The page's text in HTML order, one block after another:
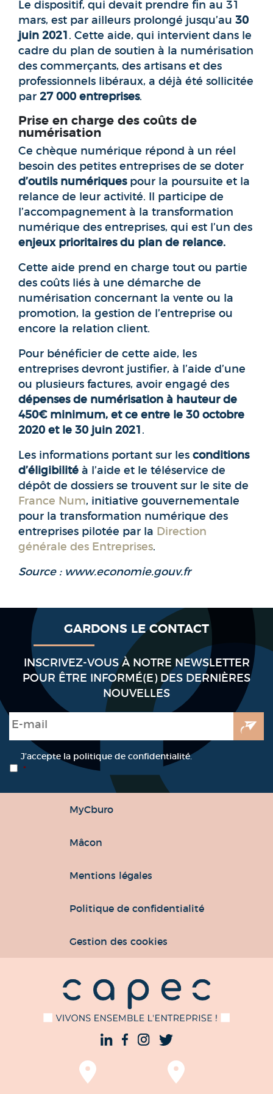
Le dispositif, qui devait prendre fin au 31
mars, est par ailleurs prolongé jusqu’au 30
juin 2021. Cette aide, qui intervient dans le
cadre du plan de soutien à la numérisation
des commerçants, des artisans et des
professionnels libéraux, a déjà été sollicitée
par 27 000 entreprises.
Prise en charge des coûts de
numérisation
Ce chèque numérique répond à un réel
besoin des petites entreprises de se doter
d’outils numériquespour la poursuite et la
relance de leur activité. Il participe de
l’accompagnement à la transformation
numérique des entreprises, qui est l’un des
enjeux prioritaires du plan de relance.
Cette aide prend en charge tout ou partie
des coûts liés à une démarche de
numérisation concernant la vente ou la
promotion, la gestion de l’entreprise ou
encore la relation client.
Pour bénéficier de cette aide, les
entreprises devront justifier, à l’aide d’une
ou plusieurs factures, avoir engagé des
dépenses de numérisation à hauteur de
450€ minimum, et ce entre le 30 octobre
2020 et le 30 juin 2021.
Les informations portant sur les conditions
d’éligibilité à l’aide et le téléservice de
dépôt de dossiers se trouvent sur le site de
France Num, initiative gouvernementale
pour la transformation numérique des
entreprises pilotée par la Direction
générale des Entreprises.
Source : www.economie.gouv.fr
GARDONS LE CONTACT
INSCRIVEZ-VOUS À NOTRE NEWSLETTER
POUR ÊTRE INFORMÉ(E) DES DERNIÈRES
NOUVELLES
E-mail
RGPD *
J’accepte la politique de confidentialité.
*
MyCburo
Mâcon
Mentions légales
Politique de confidentialité
Gestion des cookies